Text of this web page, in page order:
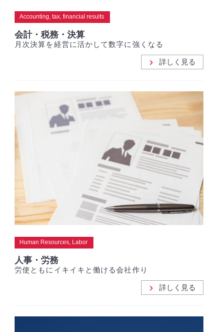
Accounting, tax, financial results
会計・税務・決算
月次決算を経営に活かして数字に強くなる
詳しく見る
Human Resources, Labor
人事・労務
労使ともにイキイキと働ける会社作り
詳しく見る